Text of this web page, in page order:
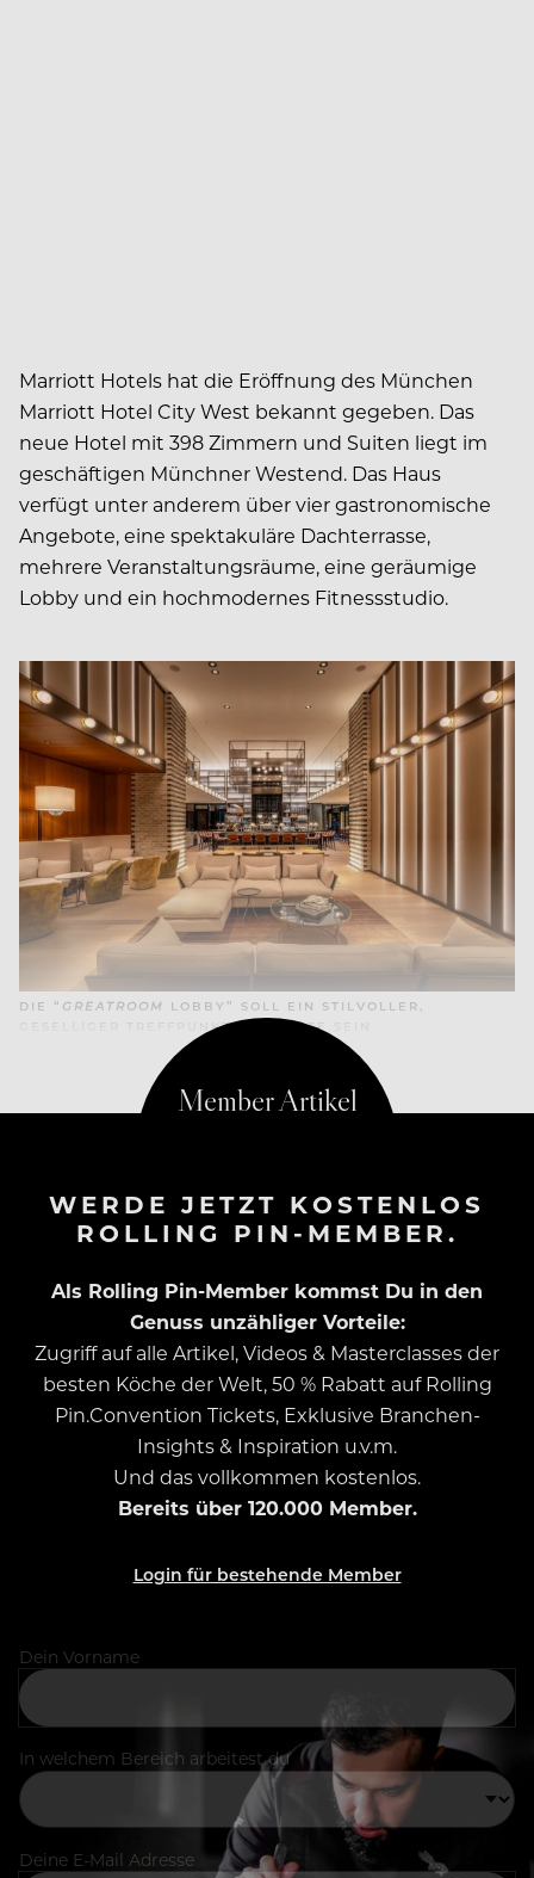
Marriott Hotels hat die Eröffnung des München
Marriott Hotel City West bekannt gegeben. Das
neue Hotel mit 398 Zimmern und Suiten liegt im
geschäftigen Münchner Westend. Das Haus
verfügt unter anderem über vier gastronomische
Angebote, eine spektakuläre Dachterrasse,
mehrere Veranstaltungsräume, eine geräumige
Lobby und ein hochmodernes Fitnessstudio.
DIE “ GREATROOM LOBBY” SOLL EIN STILVOLLER,
GESELLIGER TREFFPUNKT FÜR GÄSTE SEIN
WERDE JETZT KOSTENLOS
ROLLING PIN-MEMBER.
Als Rolling Pin-Member kommst Du in den
Genuss unzähliger Vorteile:
Zugriff auf alle Artikel, Videos & Masterclasses der
besten Köche der Welt, 50 % Rabatt auf Rolling
Pin.Convention Tickets, Exklusive Branchen-
Insights & Inspiration u.v.m.
Und das vollkommen kostenlos.
Bereits über 120.000 Member.
Login für bestehende Member
Dein Vorname
In welchem Bereich arbeitest du
Deine E-Mail Adresse